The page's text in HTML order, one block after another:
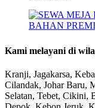
Kami melayani di
Kranji, Jagakarsa,
Cilandak, Johar Baru,
Selatan, Tebet, Cikini,